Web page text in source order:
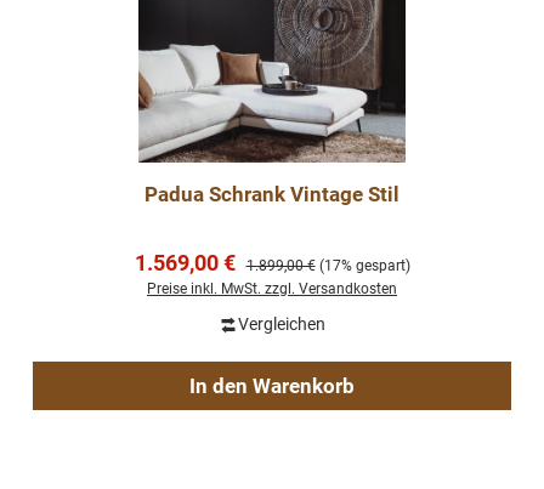
Padua Schrank Vintage Stil
Verkaufspreis:
1.569,00 € Regulärer Preis:
1.899,00 € (17% gespart)
Preise inkl. MwSt. zzgl. Versandkosten
Vergleichen
In den Warenkorb